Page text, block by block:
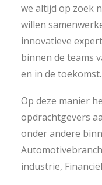
we altijd op zoek
willen
innovatieve
binnen de teams
en in de toekomst.
Op deze manier
opdrachtgevers
onder andere
industrie,